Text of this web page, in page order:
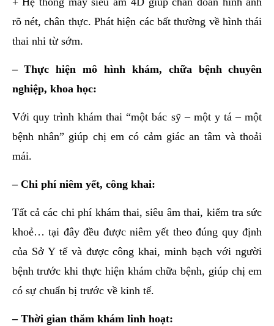
rõ nét, chân thực. Phát hiện các bất thường về hình thái
thai nhi từ sớm.
– Thực hiện mô hình khám, chữa bệnh chuyên
nghiệp, khoa học:
Với quy trình khám thai “một bác sỹ – một y tá – một
bệnh nhân” giúp chị em có cảm giác an tâm và thoải
mái.
– Chi phí niêm yết, công khai:
Tất cả các chi phí khám thai, siêu âm thai, kiểm tra sức
khoẻ… tại đây đều được niêm yết theo đúng quy định
của Sở Y tế và được công khai, minh bạch với người
bệnh trước khi thực hiện khám chữa bệnh, giúp chị em
có sự chuẩn bị trước về kinh tế.
– Thời gian thăm khám linh hoạt: